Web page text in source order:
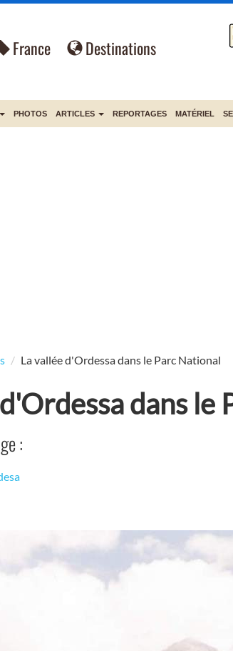
France Destinations
PHOTOS ARTICLES REPORTAGES MATÉRIEL
La vallée d'Ordessa dans le Parc National
dans le
: